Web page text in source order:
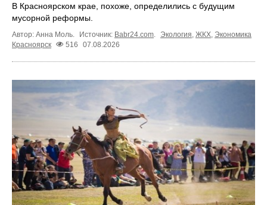
В Красноярском крае, похоже, определились с будущим
мусорной реформы.
Автор: Анна Моль. Источник: Babr24.com Экология ЖКХ Экономика
Красноярск
516 07.08.2026